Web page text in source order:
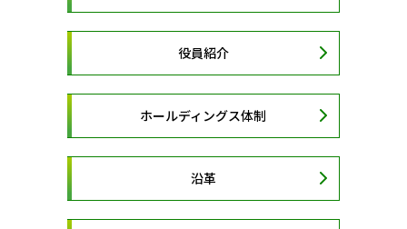
役員紹介
ホールディングス体制
沿革